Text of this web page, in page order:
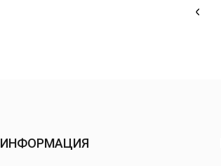
ИНФОРМАЦИЯ